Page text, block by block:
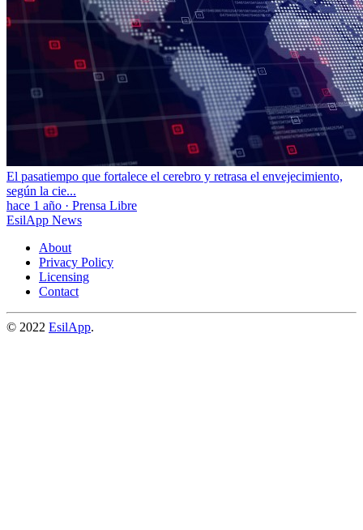
El pasatiempo que fortalece el cerebro y retrasa el envejecimiento,
según la cie...
hace 1 año · Prensa Libre
EsilApp News
About
Privacy Policy
Licensing
Contact
© 2022 EsilApp.